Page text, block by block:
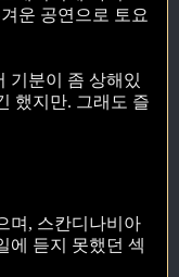
운 공연으로 토요
기분이 좀 상해있
했지만. 그래도 즐
며, 스칸디나비아
에 듣지 못했던 섹